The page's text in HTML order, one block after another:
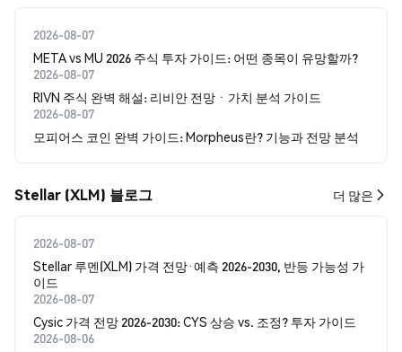
2026-08-07
META vs MU 2026 주식 투자 가이드: 어떤 종목이 유망할까?
2026-08-07
RIVN 주식 완벽 해설: 리비안 전망ㆍ가치 분석 가이드
2026-08-07
모피어스 코인 완벽 가이드: Morpheus란? 기능과 전망 분석
Stellar (XLM) 블로그 더 많은
2026-08-07
Stellar 루멘(XLM) 가격 전망·예측 2026-2030, 반등 가능성 가
이드
2026-08-07
Cysic 가격 전망 2026-2030: CYS 상승 vs. 조정? 투자 가이드
2026-08-06